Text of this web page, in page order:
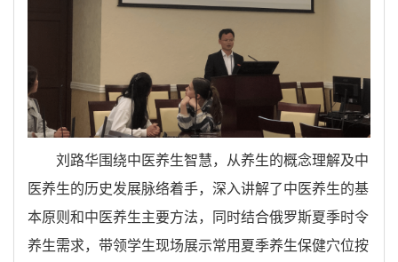
刘路华围绕中医养生智慧，从养生的概念理解及中
医养生的历史发展脉络着手，深入讲解了中医养生的基
本原则和中医养生主要方法，同时结合俄罗斯夏季时令
养生需求， 带领学生现场展示常用 夏季养生保健穴位按